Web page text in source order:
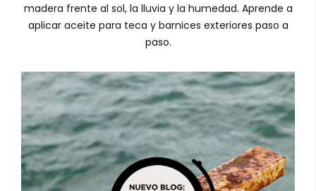
madera frente al sol, la lluvia y la humedad. Aprende a
aplicar aceite para teca y barnices exteriores paso a
paso.